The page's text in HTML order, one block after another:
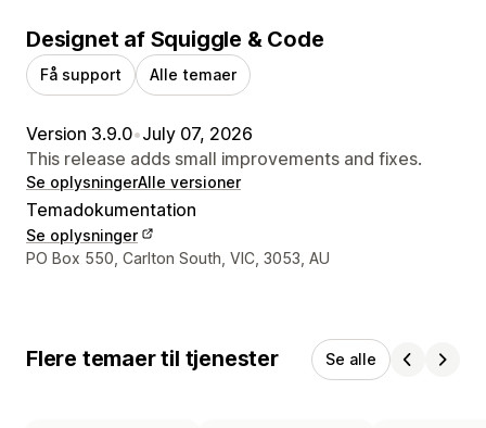
Designet af Squiggle & Code
Få support Alle temaer
Version 3.9.0•July 07, 2026
This release adds small improvements and fixes.
Se oplysningerAlle versioner
Temadokumentation
Se oplysninger
Se kontaktoplysninger
PO Box 550, Carlton South, VIC, 3053, AU
Flere temaer til tjenester Se alle